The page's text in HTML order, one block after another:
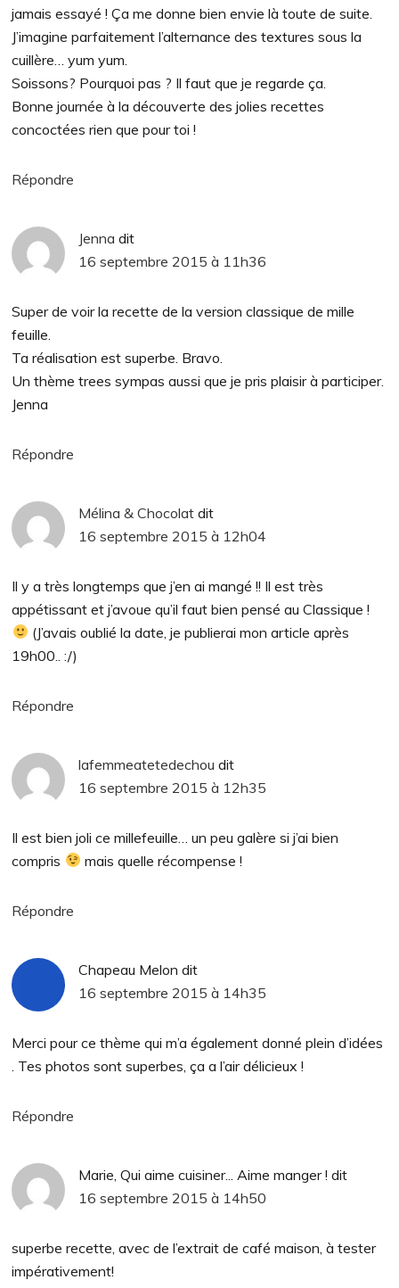
jamais essayé ! Ça me donne bien envie là toute de suite.
J’imagine parfaitement l’alternance des textures sous la
cuillère… yum yum.
Soissons? Pourquoi pas ? Il faut que je regarde ça.
Bonne journée à la découverte des jolies recettes
concoctées rien que pour toi !
Répondre
Jenna dit
16 septembre 2015 à 11h36
Super de voir la recette de la version classique de mille
feuille.
Ta réalisation est superbe. Bravo.
Un thème trees sympas aussi que je pris plaisir à participer.
Jenna
Répondre
Mélina & Chocolat dit
16 septembre 2015 à 12h04
Il y a très longtemps que j’en ai mangé !! Il est très
appétissant et j’avoue qu’il faut bien pensé au Classique !
(J’avais oublié la date, je publierai mon article après
19h00.. :/)
Répondre
lafemmeatetedechou dit
16 septembre 2015 à 12h35
Il est bien joli ce millefeuille… un peu galère si j’ai bien
compris
mais quelle récompense !
Répondre
Chapeau Melon dit
16 septembre 2015 à 14h35
Merci pour ce thème qui m’a également donné plein d’idées
. Tes photos sont superbes, ça a l’air délicieux !
Répondre
Marie, Qui aime cuisiner... Aime manger ! dit
16 septembre 2015 à 14h50
superbe recette, avec de l’extrait de café maison, à tester
impérativement!